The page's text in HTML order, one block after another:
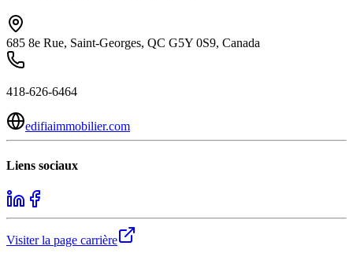
685 8e Rue, Saint-Georges, QC G5Y 0S9, Canada
418-626-6464
edifiaimmobilier.com
Liens sociaux
Visiter la page carrière